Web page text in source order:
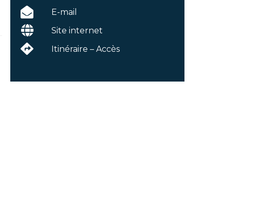
E-mail
Site internet
Itinéraire – Accès